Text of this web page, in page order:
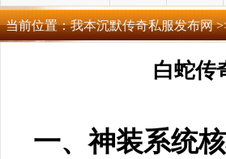
当前位置：我本沉默传奇私服发布网
白蛇传
一、神装系统